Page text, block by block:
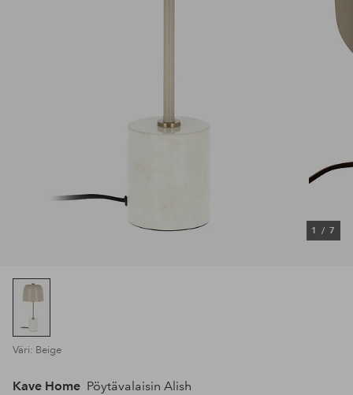
1 / 7
Väri: Beige
Kave Home Pöytävalaisin Alish